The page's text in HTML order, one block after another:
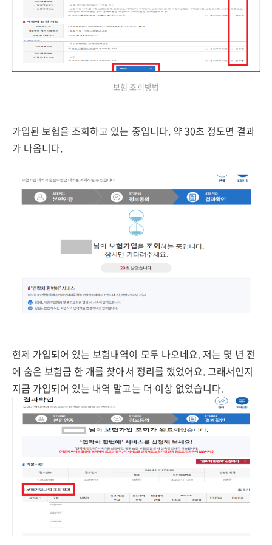
보험 조회방법
가입된 보험을 조회하고 있는 중입니다. 약 30초 정도면 결과
가 나옵니다.
현제 가입되어 있는 보험내역이 모두 나오네요. 저는 몇 년 전
에 숨은 보험금 한 개를 찾아서 정리를 했었어요. 그래서인지
지금 가입되어 있는 내역 말고는 더 이상 없었습니다.